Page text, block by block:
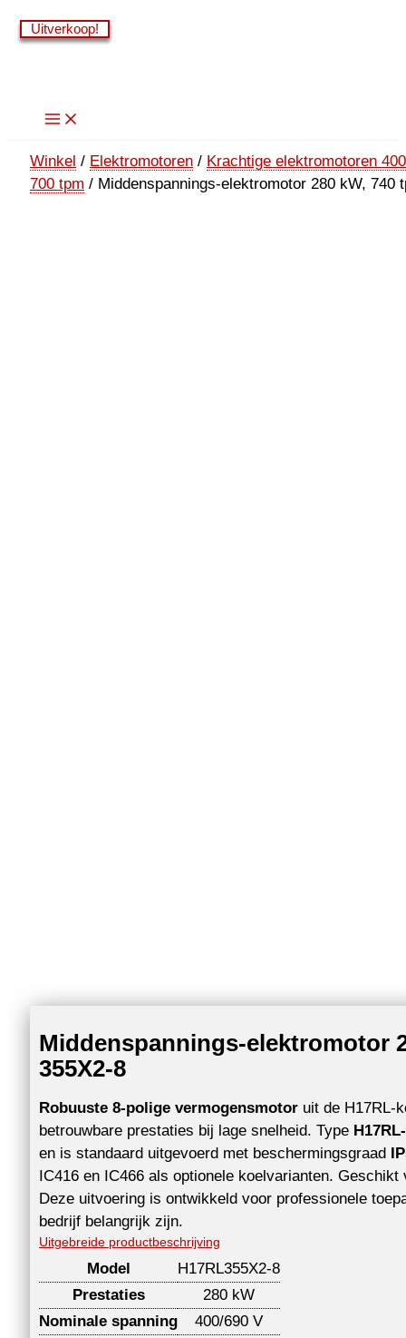
Ga
naar
Winkel / Elektromotoren / Krachtige elektromotoren
700 tpm / Middenspannings-elektromotor 280 kW, 740
Middenspannings-elektromotor
355X2-8
Robuuste 8-polige vermogensmotor uit de H17RL-
betrouwbare prestaties bij lage snelheid. Type
en is standaard uitgevoerd met beschermingsgraad
IC416 en IC466 als optionele koelvarianten.
Deze uitvoering is ontwikkeld voor professionele
bedrijf belangrijk zijn.
Uitgebreide productbeschrijving
Model
H17RL355X2-8
Prestaties
280 kW
Nominale spanning
400/690 V
Uitverkoop!
Uitverkoop!
Uitverkoop!
Uitverkoop!